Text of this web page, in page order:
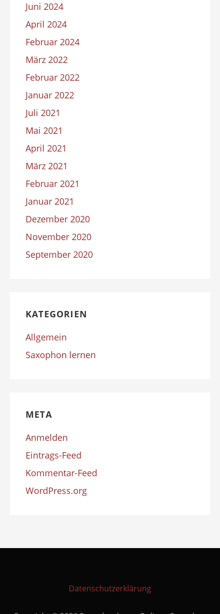
Juni 2024
April 2024
Februar 2024
März 2022
Februar 2022
Januar 2022
Juli 2021
Mai 2021
April 2021
März 2021
Februar 2021
Januar 2021
Dezember 2020
November 2020
September 2020
KATEGORIEN
Allgemein
Saxophon lernen
META
Anmelden
Eintrags-Feed
Kommentar-Feed
WordPress.org
Datenschutzerklärung